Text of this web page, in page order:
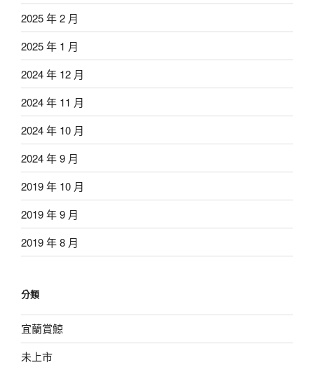
2025 年 2 月
2025 年 1 月
2024 年 12 月
2024 年 11 月
2024 年 10 月
2024 年 9 月
2019 年 10 月
2019 年 9 月
2019 年 8 月
分類
宜蘭賞鯨
未上市